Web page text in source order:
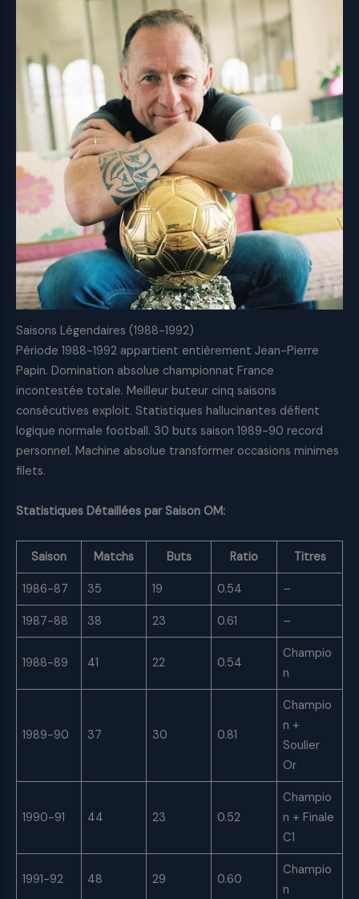
Saisons Légendaires (1988-1992)
Période 1988-1992 appartient entièrement Jean-Pierre
Papin. Domination absolue championnat France
incontestée totale. Meilleur buteur cinq saisons
consécutives exploit. Statistiques hallucinantes défient
logique normale football. 30 buts saison 1989-90 record
personnel. Machine absolue transformer occasions minimes
filets.
Statistiques Détaillées par Saison OM:
Saison Matchs Buts Ratio Titres
1986-87 35 19 0.54 –
1987-88 38 23 0.61 –
1988-89 41 22 0.54
Champio
n
1989-90 37 30 0.81
Champio
n +
Soulier
Or
1990-91 44 23 0.52
Champio
n + Finale
C1
1991-92 48 29 0.60
Champio
n